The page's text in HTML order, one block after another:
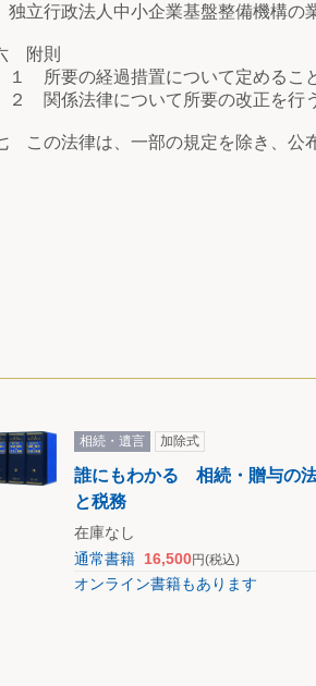
独立行政法人中小企業基盤整備機構の
附則
１ 所要の経過措置について定めるこ
２ 関係法律について所要の改正を行
この法律は、一部の規定を除き、公
相続・遺言 加除式
誰にもわかる 相続・贈与の
と税務
在庫なし
通常書籍 16,500円(税込)
オンライン書籍もあります